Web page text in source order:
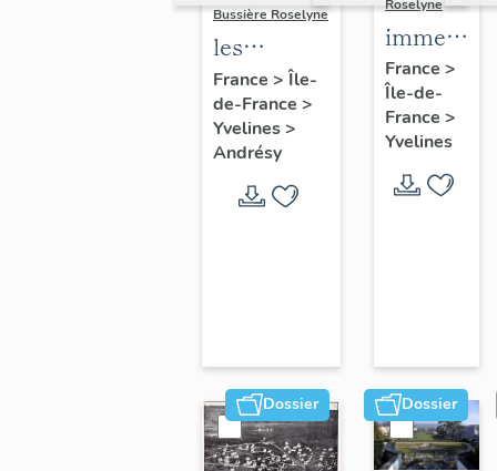
Bussière Roselyne
les
immeubles,
maisons et
fermes du
canton
d'Andrésy
France > Île-
de-France >
Yvelines>
Andrésy
Roselyne
maisons,
fermes
France >
Île-de-
France >
Yvelines
Dossier Dossier